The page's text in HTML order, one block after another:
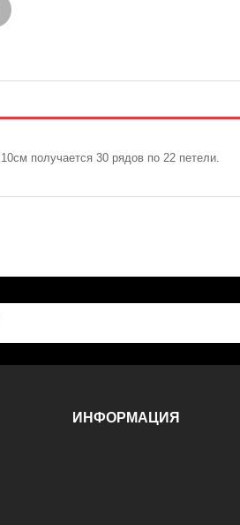
получается 30 рядов по 22 петели.
ИНФОРМАЦИЯ